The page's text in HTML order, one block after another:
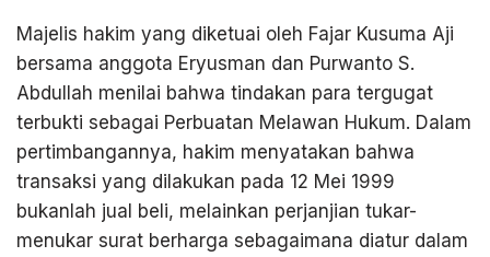
Majelis hakim yang diketuai oleh Fajar Kusuma Aji
bersama anggota Eryusman dan Purwanto S.
Abdullah menilai bahwa tindakan para tergugat
terbukti sebagai Perbuatan Melawan Hukum. Dalam
pertimbangannya, hakim menyatakan bahwa
transaksi yang dilakukan pada 12 Mei 1999
bukanlah jual beli, melainkan perjanjian tukar-
menukar surat berharga sebagaimana diatur dalam